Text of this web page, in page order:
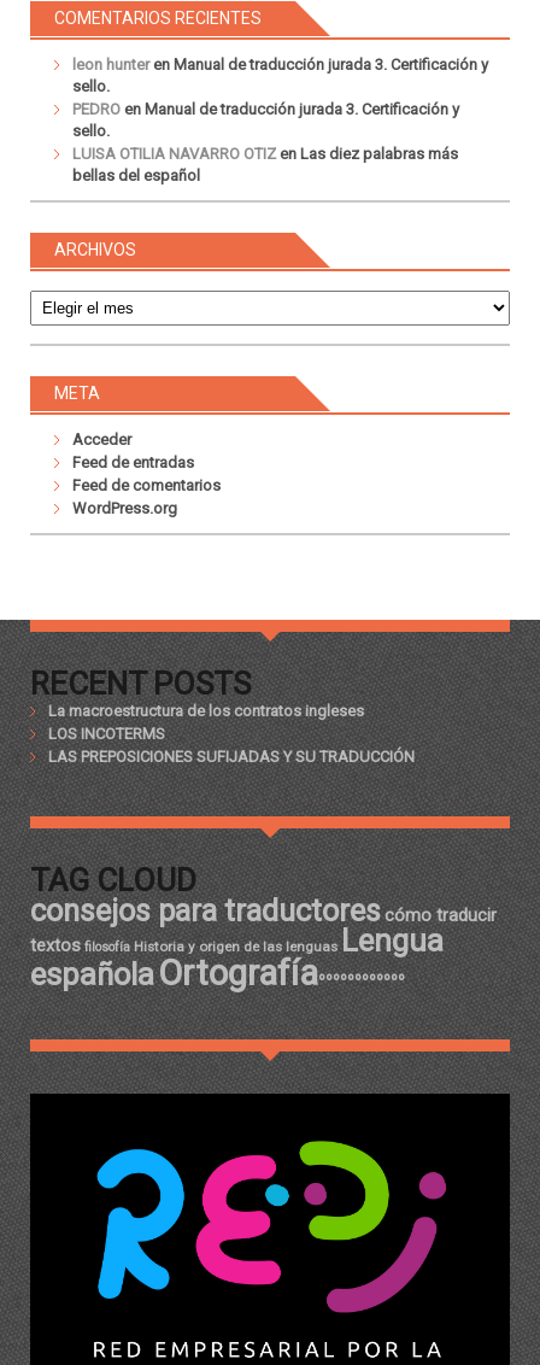
COMENTARIOS RECIENTES
leon hunteren Manual de traducción jurada 3. Certificación y
sello.
PEDRO en Manual de traducción jurada 3. Certificación y
sello.
LUISA OTILIA NAVARRO OTIZ en Las diez palabras más
bellas del español
ARCHIVOS
META
Acceder
Feed de entradas
Feed de comentarios
WordPress.org
RECENT POSTS
La macroestructura de los contratos ingleses
LOS INCOTERMS
LAS PREPOSICIONES SUFIJADAS Y SU TRADUCCIÓN
TAG CLOUD
consejos para traductorescómo traducir
textos filosofía Historia y origen de las lenguas Lengua
españolaOrtografíaºººººººººººº